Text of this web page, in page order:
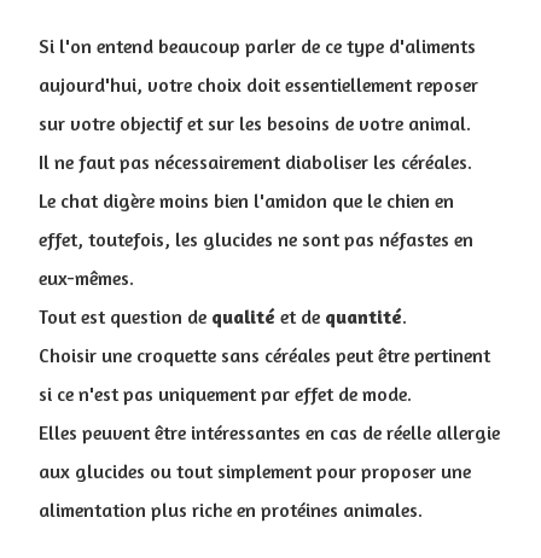
Si l'on entend beaucoup parler de ce type d'aliments
aujourd'hui, votre choix doit essentiellement reposer
sur votre objectif et sur les besoins de votre animal.
Il ne faut pas nécessairement diaboliser les céréales.
Le chat digère moins bien l'amidon que le chien en
effet, toutefois, les glucides ne sont pas néfastes en
eux-mêmes.
Tout est question de qualité et de quantité.
Choisir une croquette sans céréales peut être pertinent
si ce n'est pas uniquement par effet de mode.
Elles peuvent être intéressantes en cas de réelle allergie
aux glucides ou tout simplement pour proposer une
alimentation plus riche en protéines animales.